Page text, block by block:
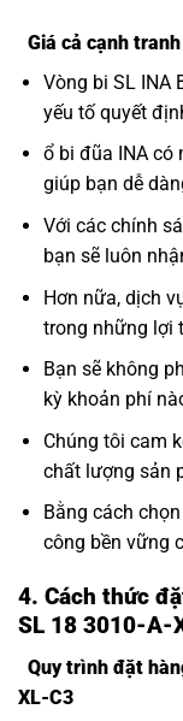
Giá cả cạnh
Vòng bi SL INA
yếu tố quyết
ổ bi đũa INA có
giúp bạn dễ
Với các chính
bạn sẽ luôn
Hơn nữa, dịch
trong những lợi
Bạn sẽ không
kỳ khoản phí
Chúng tôi cam
chất lượng sản
Bằng cách
công bền vững
4. Cách thức
SL 18 3010-A-
Quy trình đặt
XL-C3